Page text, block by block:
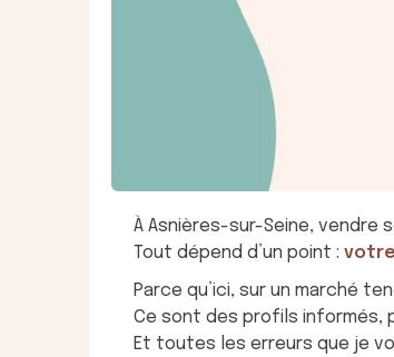
À Asnières-sur-Seine, vendre
Tout dépend d’un point :
Parce qu’ici, sur un marché
Ce sont des profils informés,
Et toutes les erreurs que je